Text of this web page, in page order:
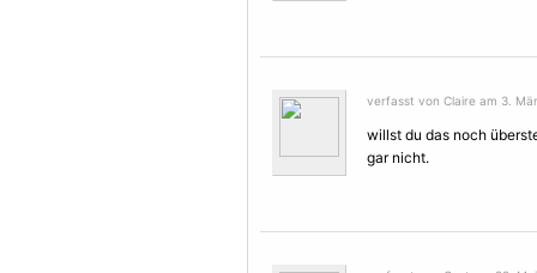
verfasst von Claire am 3.
willst du das noch
gar nicht.